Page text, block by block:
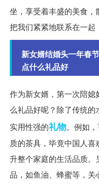
坐，享受着丰盛的美食，
把我们紧紧地联系在一起
新女婿结婚头一年春
点什么礼品好
作为新女婿，第一次陪
么礼品好呢？除了传统
实用性强的礼物。例如
质的茶具，毕竟中国人
升整个家庭的生活品质
品，如鱼油、蜂蜜等，